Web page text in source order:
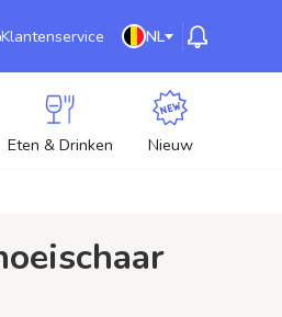
Klantenservice NL
Eten & Drinken Nieuw